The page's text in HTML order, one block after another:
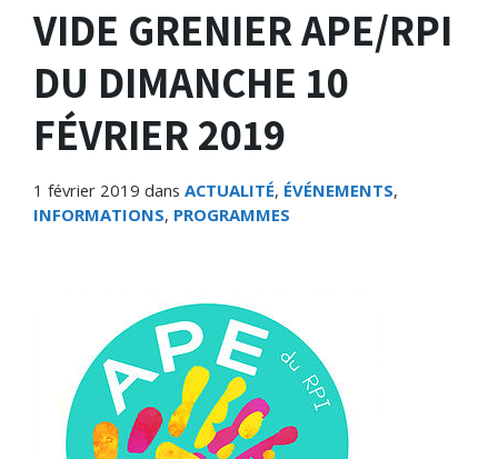
VIDE GRENIER APE/RPI
DU DIMANCHE 10
FÉVRIER 2019
1 février 2019 dans ACTUALITÉ, ÉVÉNEMENTS,
INFORMATIONS, PROGRAMMES